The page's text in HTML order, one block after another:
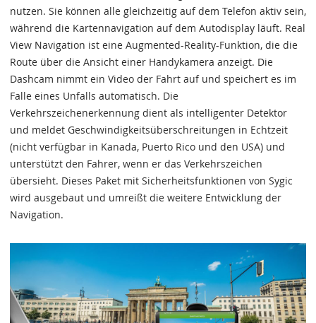
nutzen. Sie können alle gleichzeitig auf dem Telefon aktiv sein,
während die Kartennavigation auf dem Autodisplay läuft. Real
View Navigation ist eine Augmented-Reality-Funktion, die die
Route über die Ansicht einer Handykamera anzeigt. Die
Dashcam nimmt ein Video der Fahrt auf und speichert es im
Falle eines Unfalls automatisch. Die
Verkehrszeichenerkennung dient als intelligenter Detektor
und meldet Geschwindigkeitsüberschreitungen in Echtzeit
(nicht verfügbar in Kanada, Puerto Rico und den USA) und
unterstützt den Fahrer, wenn er das Verkehrszeichen
übersieht. Dieses Paket mit Sicherheitsfunktionen von Sygic
wird ausgebaut und umreißt die weitere Entwicklung der
Navigation.